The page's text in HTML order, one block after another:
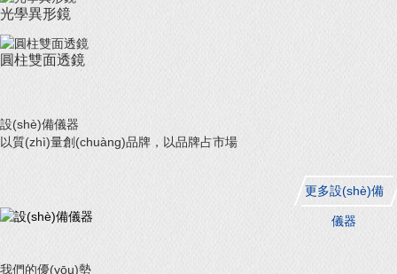
光學異形鏡
圓柱雙面透鏡
設(shè)備儀器
以質(zhì)量創(chuàng)品牌，以品牌占市場
更多設(shè)備
儀器
我們的優(yōu)勢